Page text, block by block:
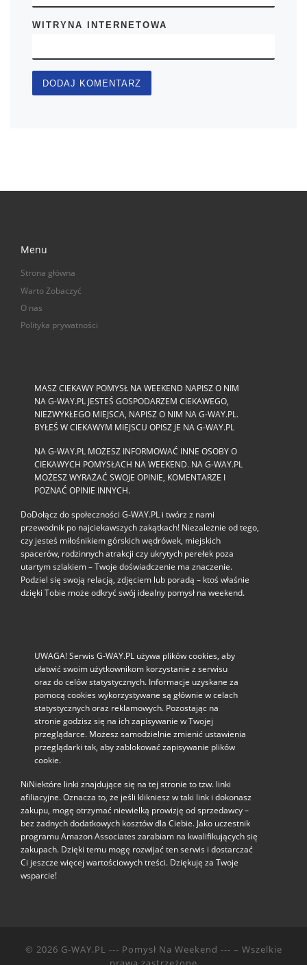
WITRYNA INTERNETOWA
Menu
Strona główna
Warto Zobaczyć
O nas
Polityka prywatności
MASZ CIEKAWY POMYSŁ NA WEEKEND NAPISZ O NIM
NA G-WAY.PL JESTEŚ GOSPODARZEM CIEKAWEGO,
NIEZWYKŁEGO MIEJSCA, NAPISZ O NIM NA G-WAY.PL.
BYŁEŚ W CIEKAWYM MIEJSCU OPISZ JE NA G-WAY.PL
NA G-WAY.PL MOŻESZ INFORMOWAĆ INNE OSOBY O
CIEKAWYCH POMYSŁACH NA WEEKEND. NA G-WAY.PL
MOŻESZ WYRAŻAĆ SWOJE OPINIE, KOMENTARZE I
POZNAĆ OPINIE INNYCH.
DoDołącz do społeczności G‑WAY.PL i twórz z nami
przewodnik po najciekawszych zakątkach! Niezależnie od tego,
czy jesteś miłośnikiem górskich wędrówek, miejskich
spacerów, rodzinnych atrakcji czy ukrytych perełek poza
utartym szlakiem – Twoje doświadczenie ma znaczenie.
Podziel się swoją relacją, zdjęciem lub poradą – ktoś właśnie
dzięki Tobie może odkryć swój idealny pomysł na weekend.
UWAGA! Serwis G-WAY.PL używa plików cookies, aby
ułatwić swoim użytkownikom korzystanie z serwisu
oraz do celów statystycznych. Informacje uzyskane za
pomocą cookies wykorzystywane są głównie w celach
statystycznych oraz reklamowych. Pozostając na
stronie godzisz się na ich zapisywanie w Twojej
przeglądarce. Możesz samodzielnie zmienić ustawienia
przeglądarki tak, aby zablokować zapisywanie plików
cookie.
NiNiektóre linki znajdujące się na tej stronie to tzw. linki
afiliacyjne. Oznacza to, że jeśli klikniesz w taki link i dokonasz
zakupu, mogę otrzymać niewielką prowizję od sprzedawcy –
bez żadnych dodatkowych kosztów dla Ciebie. Jako uczestnik
programu Amazon Associates zarabiam na kwalifikujących się
zakupach. Dzięki temu mogę rozwijać ten serwis i dostarczać
Ci jeszcze więcej wartościowych treści. Dziękuję za Twoje
wsparcie!
© 2026 G-WAY.PL --- Pomysł Na Weekend --- – Wszelkie